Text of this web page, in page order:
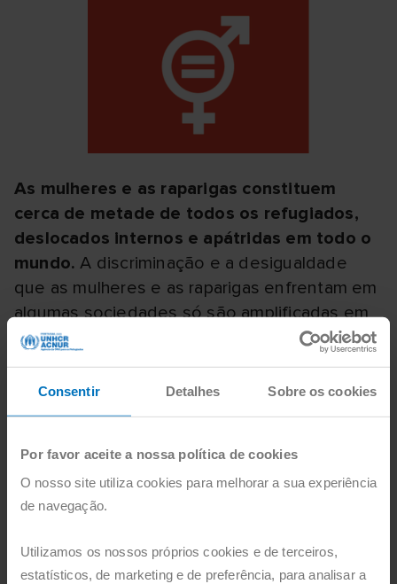
Consentir Detalhes Sobre os cookies
Por favor aceite a nossa política de cookies
O nosso site utiliza cookies para melhorar a sua experiência
de navegação.
Utilizamos os nossos próprios cookies e de terceiros,
estatísticos, de marketing e de preferência, para analisar a
As mulheres e as raparigas constituem
cerca de metade de todos os refugiados,
deslocados internos e apátridas em todo o
mundo.A discriminação e a desigualdade
que as mulheres e as raparigas enfrentam em
algumas sociedades só são amplificadas em
tempos de deslocação, e a fuga pode
também aumentar a vulnerabilidade, por
exemplo, das raparigas não acompanhadas,
das mulheres grávidas e das mulheres chefes
As mulheres e raparigas deslocadas à força e
apátridas enfrentam um risco acrescido de
mulheres e raparigas deslocadas à força